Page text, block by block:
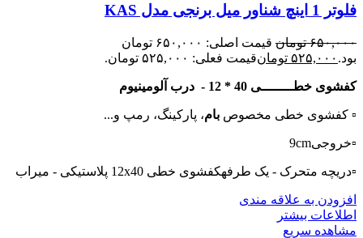
فلوتر 1 اینچ شناور میل برنجی مدل KAS
۶۵۰,۰۰۰ تومان
قیمت اصلی: ۶۵۰,۰۰۰ تومان
بود. ۵۲۵,۰۰۰ تومانقیمت فعلی: ۵۲۵,۰۰۰ تومان.
کفشوی خطــــــــی 40 * 12 - درب آلومینیوم
▫️ کفشوی خطی مخصوص بام، پارکینگ، رمپ و...
▫️خروجی9cm
▫️دریچه متحرک - یک طرفهکفشوی خطی 12x40 پلاستیکی - میراب
افزودن به علاقه مندی
اطلاعات بیشتر
مشاهده سریع